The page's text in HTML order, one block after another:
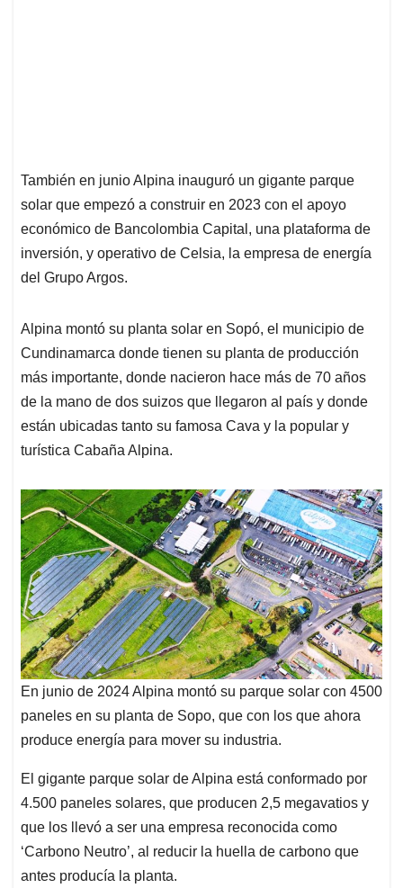
También en junio Alpina inauguró un gigante parque
solar que empezó a construir en 2023 con el apoyo
económico de Bancolombia Capital, una plataforma de
inversión, y operativo de Celsia, la empresa de energía
del Grupo Argos.
Alpina montó su planta solar en Sopó, el municipio de
Cundinamarca donde tienen su planta de producción
más importante, donde nacieron hace más de 70 años
de la mano de dos suizos que llegaron al país y donde
están ubicadas tanto su famosa Cava y la popular y
turística Cabaña Alpina.
En junio de 2024 Alpina montó su parque solar con 4500
paneles en su planta de Sopo, que con los que ahora
produce energía para mover su industria.
El gigante parque solar de Alpina está conformado por
4.500 paneles solares, que producen 2,5 megavatios y
que los llevó a ser una empresa reconocida como
‘Carbono Neutro’, al reducir la huella de carbono que
antes producía la planta.